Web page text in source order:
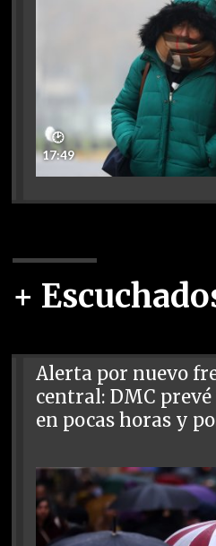
🕑
17:49
+
Alerta por nuevo
central: DMC
en pocas horas y